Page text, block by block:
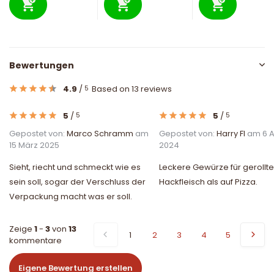
Bewertungen
4.9 / 5 Based on 13 reviews
5 / 5
Gepostet von: Marco Schramm am
15 März 2025
Sieht, riecht und schmeckt wie es
sein soll, sogar der Verschluss der
Verpackung macht was er soll.
5 / 5
Gepostet von: Harry Fl am 6
2024
Leckere Gewürze für
Hackfleisch als auf Pizza.
Zeige 1- 3von 13
kommentare
1 2 3 4 5
Eigene Bewertung erstellen